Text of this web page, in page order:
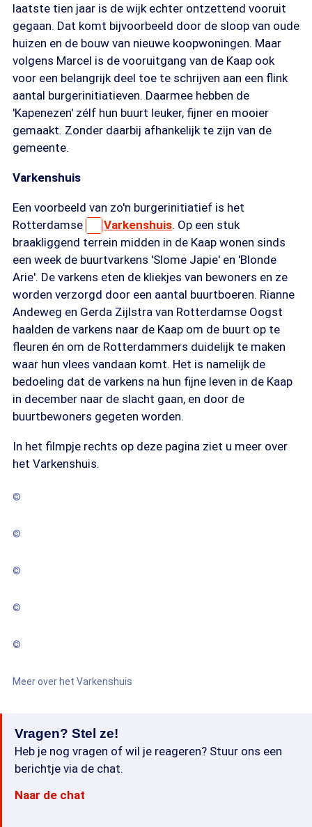
laatste tien jaar is de wijk echter ontzettend vooruit
gegaan. Dat komt bijvoorbeeld door de sloop van oude
huizen en de bouw van nieuwe koopwoningen. Maar
volgens Marcel is de vooruitgang van de Kaap ook
voor een belangrijk deel toe te schrijven aan een flink
aantal burgerinitiatieven. Daarmee hebben de
'Kapenezen' zélf hun buurt leuker, fijner en mooier
gemaakt. Zonder daarbij afhankelijk te zijn van de
gemeente.
Varkenshuis
Een voorbeeld van zo'n burgerinitiatief is het
Rotterdamse
Varkenshuis. Op een stuk
braakliggend terrein midden in de Kaap wonen sinds
een week de buurtvarkens 'Slome Japie' en 'Blonde
Arie'. De varkens eten de kliekjes van bewoners en ze
worden verzorgd door een aantal buurtboeren. Rianne
Andeweg en Gerda Zijlstra van Rotterdamse Oogst
haalden de varkens naar de Kaap om de buurt op te
fleuren én om de Rotterdammers duidelijk te maken
waar hun vlees vandaan komt. Het is namelijk de
bedoeling dat de varkens na hun fijne leven in de Kaap
in december naar de slacht gaan, en door de
buurtbewoners gegeten worden.
In het filmpje rechts op deze pagina ziet u meer over
het Varkenshuis.
©
©
©
©
©
Meer over het Varkenshuis
Vragen? Stel ze!
Heb je nog vragen of wil je reageren? Stuur ons een
berichtje via de chat.
Naar de chat